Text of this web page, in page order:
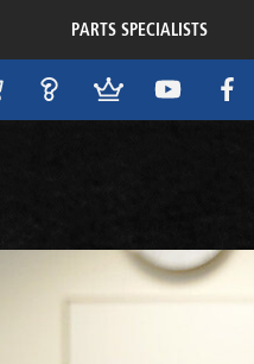
PARTS SPECIALISTS